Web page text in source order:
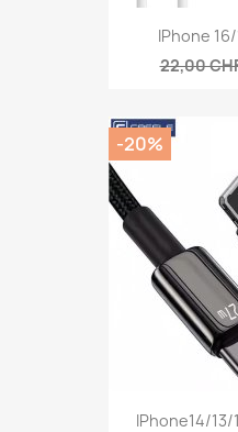
IPhone
22,00
IPhone14/13/
-20%